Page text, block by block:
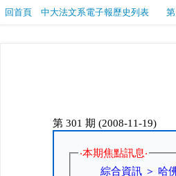
回首頁 中大法文系電子報歷史列表